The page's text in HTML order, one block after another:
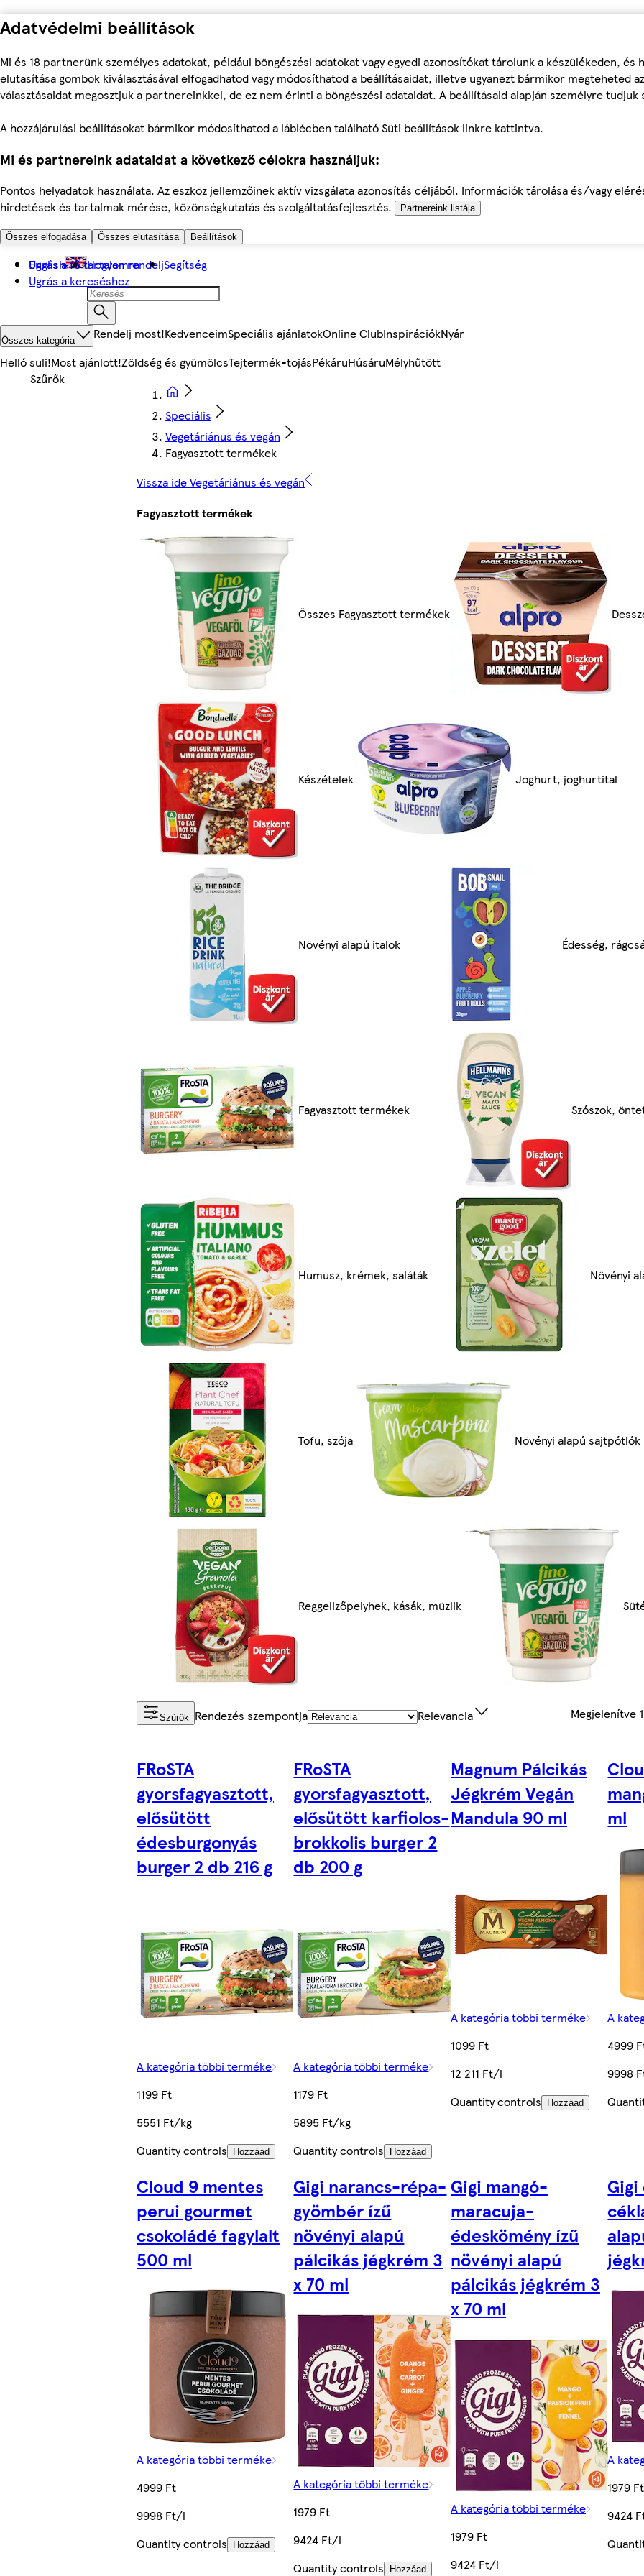
Adatvédelmi beállítások
Mi és 18 partnerünk személyes adatokat, például böngészési adatokat vagy egyedi azonosítókat tárolunk a készülékeden, és
elutasítása gombok kiválasztásával elfogadhatod vagy módosíthatod a beállításaidat, illetve ugyanezt bármikor megteheted az
választásaidat megosztjuk a partnereinkkel, de ez nem érinti a böngészési adataidat. A beállításaid alapján személyre tudjuk
A hozzájárulási beállításokat bármikor módosíthatod a láblécben található Süti beállítások linkre kattintva.
Mi és partnereink adataidat a következő célokra használjuk:
Pontos helyadatok használata. Az eszköz jellemzőinek aktív vizsgálata azonosítás céljából. Információk tárolása és/vagy
hirdetések és tartalmak mérése, közönségkutatás és szolgáltatásfejlesztés.
Partnereink listája
Összes elfogadása Összes elutasítása Beállítások
Ugrás a fő tartalomra
Ugrás a kereséshez
English Hogyan rendeljSegítség
Összes kategória Rendelj most!KedvenceimSpeciális ajánlatokOnline ClubInspirációkNyár
Helló suli!Most ajánlott!Zöldség és gyümölcsTejtermék-tojásPékáruHúsáruMélyhűtött
Speciális
Vegetáriánus és vegán
Fagyasztott termékek
Vissza ide Vegetáriánus és vegán
Fagyasztott termékek
Összes Fagyasztott termékek
Készételek Joghurt, joghurtital
Növényi alapú italok Édesség,
Fagyasztott termékek Szószok,
Humusz, krémek, saláták Növényi
Tofu, szója Növényi alapú sajtpótlók
Reggelizőpelyhek, kásák, müzlik
Szűrők Rendezés szempontja Relevancia Megjelenítve
FRoSTA
gyorsfagyasztott,
elősütött
édesburgonyás
burger 2 db 216 g
A kategória többi terméke
1199 Ft
5551 Ft/kg
Quantity controls
Hozzáad
FRoSTA
gyorsfagyasztott,
elősütött karfiolos-
brokkolis burger 2
db 200 g
A kategória többi terméke
1179 Ft
5895 Ft/kg
Quantity controls
Hozzáad
Magnum Pálcikás
Jégkrém Vegán
Mandula 90 ml
A kategória többi terméke
1099 Ft
12 211 Ft/l
Quantity controls
Hozzáad
ml
A
4999
9998
Cloud 9 mentes
perui gourmet
csokoládé fagylalt
500 ml
A kategória többi terméke
4999 Ft
9998 Ft/l
Quantity controls
Hozzáad
Gigi narancs-répa-
gyömbér ízű
növényi alapú
pálcikás jégkrém 3
x 70 ml
A kategória többi terméke
1979 Ft
9424 Ft/l
Quantity controls
Hozzáad
Gigi mangó-
maracuja-
édeskömény ízű
növényi alapú
pálcikás jégkrém 3
x 70 ml
A kategória többi terméke
1979 Ft
9424 Ft/l
A
1979 Ft
9424